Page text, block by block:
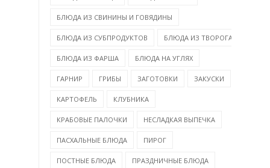
БЛЮДА ИЗ СВИНИНЫ И ГОВЯДИНЫ
БЛЮДА ИЗ СУБПРОДУКТОВ БЛЮДА ИЗ ТВОРОГА
БЛЮДА ИЗ ФАРША БЛЮДА НА УГЛЯХ
ГАРНИР ГРИБЫ ЗАГОТОВКИ ЗАКУСКИ
КАРТОФЕЛЬ КЛУБНИКА
КРАБОВЫЕ ПАЛОЧКИ НЕСЛАДКАЯ ВЫПЕЧКА
ПАСХАЛЬНЫЕ БЛЮДА ПИРОГ
ПОСТНЫЕ БЛЮДА ПРАЗДНИЧНЫЕ БЛЮДА